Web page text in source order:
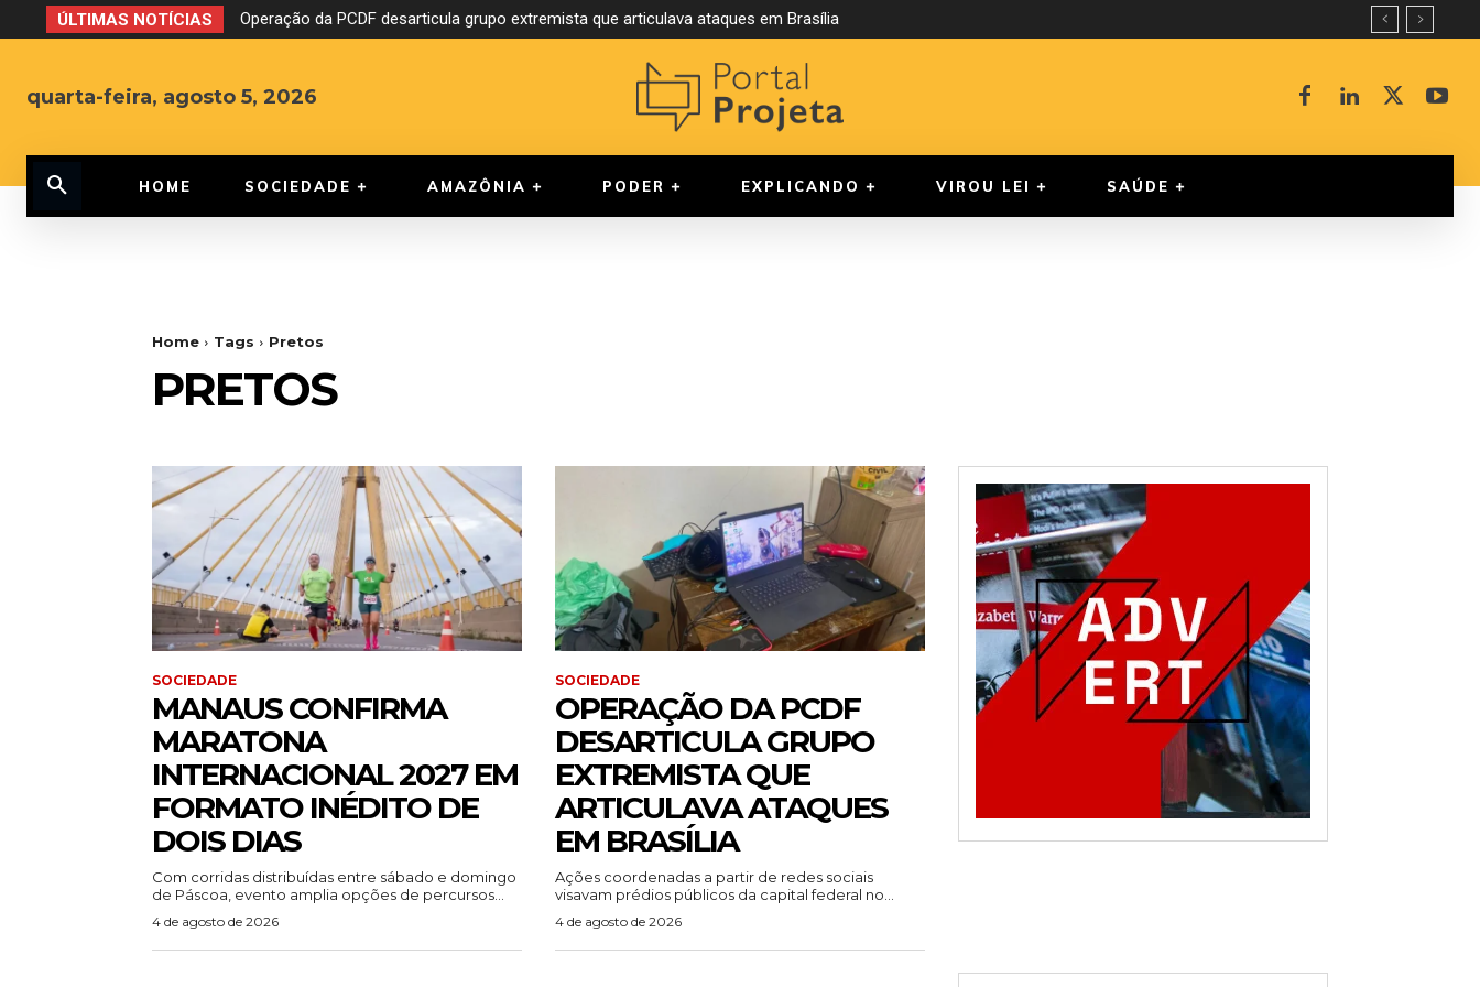
ÚLTIMAS NOTÍCIAS Operação da PCDF desarticula grupo extremista que articulava ataques em Brasília
quarta-feira, agosto 5, 2026
HOME SOCIEDADE AMAZÔNIA PODER EXPLICANDO VIROU LEI SAÚDE
Home Tags Pretos
PRETOS
SOCIEDADE
MANAUS CONFIRMA
MARATONA
INTERNACIONAL 2027 EM
FORMATO INÉDITO DE
DOIS DIAS
Com corridas distribuídas entre sábado e domingo
de Páscoa, evento amplia opções de percursos...
4 de agosto de 2026
SOCIEDADE
OPERAÇÃO DA PCDF
DESARTICULA GRUPO
EXTREMISTA QUE
ARTICULAVA ATAQUES
EM BRASÍLIA
Ações coordenadas a partir de redes sociais
visavam prédios públicos da capital federal no...
4 de agosto de 2026